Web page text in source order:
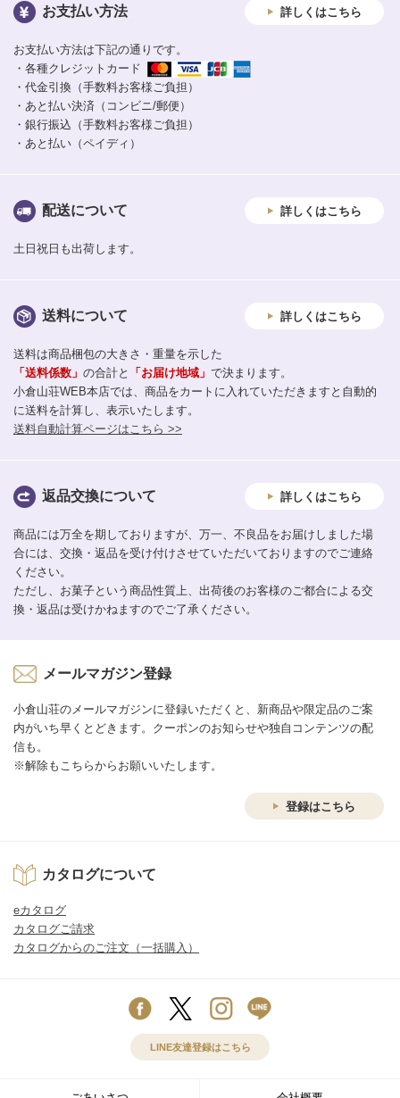
お支払い方法 詳しくはこちら
お支払い方法は下記の通りです。
・各種クレジットカード
・代金引換（手数料お客様ご負担）
・あと払い決済（コンビニ/郵便）
・銀行振込（手数料お客様ご負担）
・あと払い（ペイディ）
配送について 詳しくはこちら
土日祝日も出荷します。
送料について 詳しくはこちら
送料は商品梱包の大きさ・重量を示した
「送料係数」 の合計と 「お届け地域」 で決まります。
小倉山荘WEB本店では、商品をカートに入れていただきますと自動的
に送料を計算し、表示いたします。
送料自動計算ページはこちら >>
返品交換について 詳しくはこちら
商品には万全を期しておりますが、万一、不良品をお届けしました場
合には、交換・返品を受け付けさせていただいておりますのでご連絡
ください。
ただし、お菓子という商品性質上、出荷後のお客様のご都合による交
換・返品は受けかねますのでご了承ください。
メールマガジン登録
小倉山荘のメールマガジンに登録いただくと、新商品や限定品のご案
内がいち早くとどきます。クーポンのお知らせや独自コンテンツの配
信も。
※解除もこちらからお願いいたします。
登録はこちら
カタログについて
eカタログ
カタログご請求
カタログからのご注文（一括購入）
LINE友達登録はこちら